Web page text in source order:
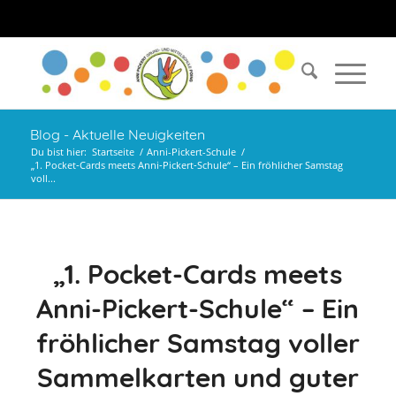
Blog - Aktuelle Neuigkeiten
Du bist hier: Startseite / Anni-Pickert-Schule /
„1. Pocket‑Cards meets Anni‑Pickert‑Schule“ – Ein fröhlicher Samstag
voll...
„1. Pocket‑Cards meets
Anni‑Pickert‑Schule“ – Ein
fröhlicher Samstag voller
Sammelkarten und guter